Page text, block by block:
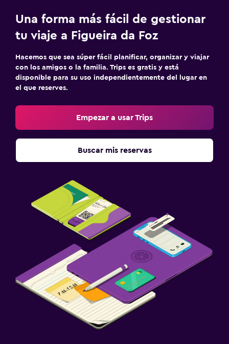
Una forma más fácil de gestionar
tu viaje a Figueira da Foz
Hacemos que sea súper fácil planificar, organizar y viajar
con los amigos o la familia. Trips es gratis y está
disponible para su uso independientemente del lugar en
el que reserves.
Empezar a usar Trips
Buscar mis reservas